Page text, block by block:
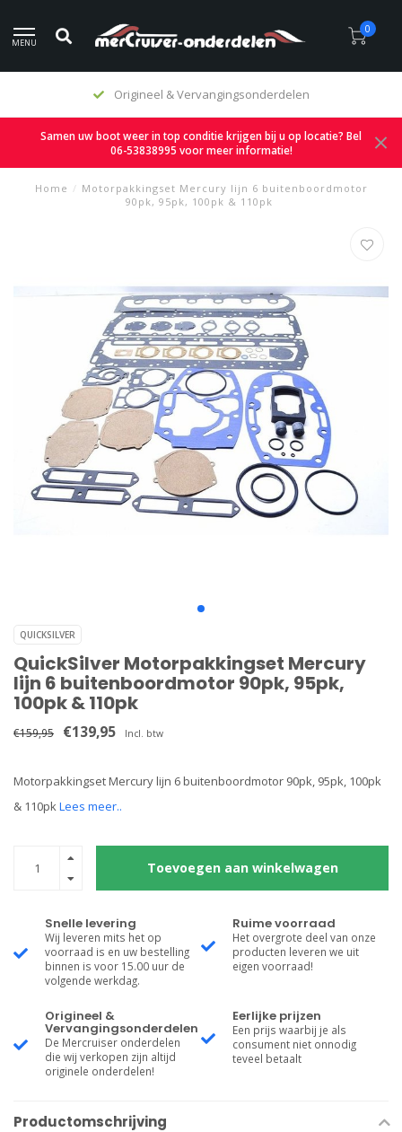
MENU
0
Origineel & Vervangingsonderdelen
Samen uw boot weer in top conditie krijgen bij u op locatie? Bel
06-53838995 voor meer informatie!
Home / Motorpakkingset Mercury lijn 6 buitenboordmotor
90pk, 95pk, 100pk & 110pk
QUICKSILVER
QuickSilver Motorpakkingset Mercury
lijn 6 buitenboordmotor 90pk, 95pk,
100pk & 110pk
€159,95 €139,95 Incl. btw
Motorpakkingset Mercury lijn 6 buitenboordmotor 90pk, 95pk, 100pk
& 110pkLees meer..
Toevoegen aan winkelwagen
Snelle levering
Wij leveren mits het op
voorraad is en uw bestelling
binnen is voor 15.00 uur de
volgende werkdag.
Ruime voorraad
Het overgrote deel van onze
producten leveren we uit
eigen voorraad!
Origineel &
Vervangingsonderdelen
De Mercruiser onderdelen
die wij verkopen zijn altijd
originele onderdelen!
Eerlijke prijzen
Een prijs waarbij je als
consument niet onnodig
teveel betaalt
Productomschrijving